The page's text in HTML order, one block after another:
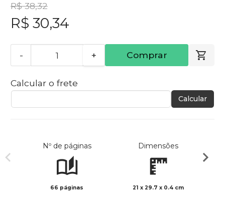
R$ 38,32
R$ 30,34
- + Comprar
Calcular o frete
Calcular
Nº de páginas
66 páginas
Dimensões
21 x 29.7 x 0.4 cm